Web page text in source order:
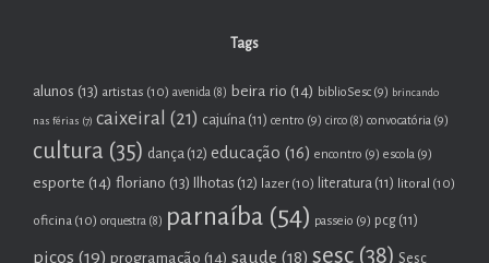
Tags
alunos (13) artistas (10) avenida (8) beira rio (14) biblioSesc (9) brincando
nas férias (7) caixeiral (21) cajuína (11) centro (9) circo (8) convocatória (9)
cultura (35) dança (12) educação (16) encontro (9) escola (9)
esporte (14) floriano (13) Ilhotas (12) lazer (10) literatura (11) litoral (10)
oficina (10) orquestra (8) parnaíba (54) passeio (9) pcg (11)
picos (19) programação (14) saude (18) sesc (38) Sesc